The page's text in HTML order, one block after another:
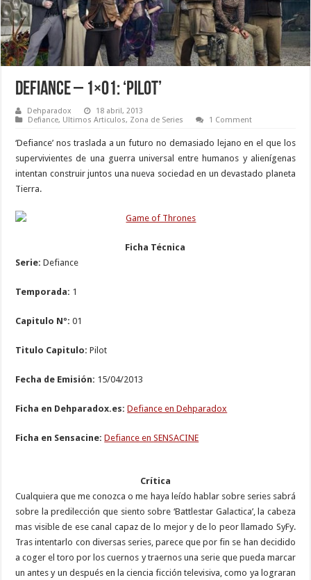
Defiance – 1×01: ‘Pilot’
Dehparadox
18 abril, 2013
Defiance, Ultimos Articulos, Zona de Series 1 Comment
‘Defiance’ nos traslada a un futuro no demasiado lejano en el que los
supervivientes de una guerra universal entre humanos y alienígenas
intentan construir juntos una nueva sociedad en un devastado planeta
Tierra.
Ficha Técnica
Serie: Defiance
Temporada: 1
Capitulo Nº: 01
Titulo Capitulo: Pilot
Fecha de Emisión: 15/04/2013
Ficha en Dehparadox.es:Defiance en Dehparadox
Ficha en Sensacine:Defiance en SENSACINE
Crítica
Cualquiera que me conozca o me haya leído hablar sobre series sabrá
sobre la predilección que siento sobre ‘Battlestar Galactica’, la cabeza
mas visible de ese canal capaz de lo mejor y de lo peor llamado SyFy.
Tras intentarlo con diversas series, parece que por fin se han decidido
a coger el toro por los cuernos y traernos una serie que pueda marcar
un antes y un después en la ciencia ficción televisiva, como ya lograran